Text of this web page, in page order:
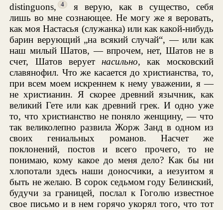
distinguons,
4
я верую, как в существо, себя
лишь во мне сознающее. Не могу же я веровать,
как моя Настасья (служанка) или как какой-нибудь
барин верующий „на всякий случай“, — или как
наш милый Шатов, — впрочем, нет, Шатов не в
счет, Шатов веруетнасильно, как московский
славянофил. Что же касается до христианства, то,
при всем моем искреннем к нему уважении, я —
не христианин. Я скорее древний язычник, как
великий Гете или как древний грек. И одно уже
то, что христианство не поняло женщину, — что
так великолепно развила Жорж Занд в одном из
своих гениальных романов. Насчет же
поклонений, постов и всего прочего, то не
понимаю, кому какое до меня дело? Как бы ни
хлопотали здесь наши доносчики, а иезуитом я
быть не желаю. В сорок седьмом году Белинский,
будучи за границей, послал к Гоголю известное
свое письмо и в нем горячо укорял того, что тот